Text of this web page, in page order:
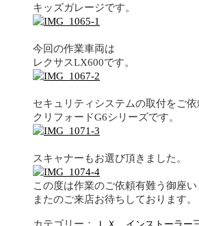
キッズガレージです。
今回の作業車両は
レクサスLX600です。
セキュリティシステムの取付をご依
クリフォードG6シリーズです。
スキャナーもお選び頂きました。
この度は作業のご依頼有難う御座い
またのご来店お待ちしております。
カテゴリー： ＬＸ インストーラー